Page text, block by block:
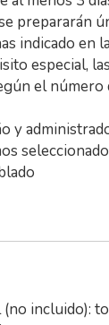
prepararán
indicado en
especial,
el número
y
incluido):